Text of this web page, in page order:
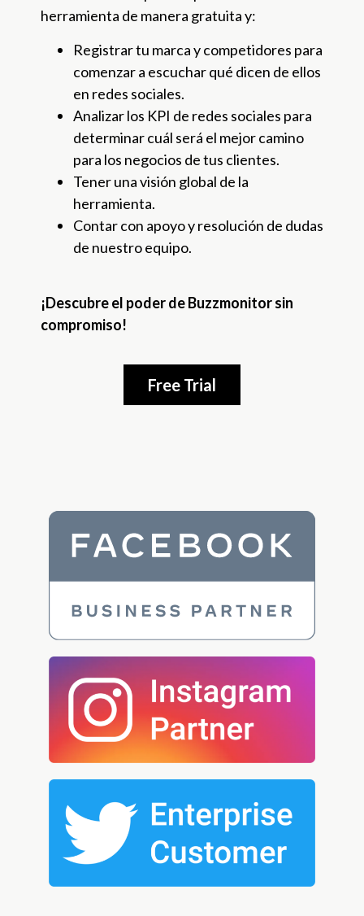
herramienta de manera gratuita y:
Registrar tu marca y competidores para
comenzar a escuchar qué dicen de ellos
en redes sociales.
Analizar los KPI de redes sociales para
determinar cuál será el mejor camino
para los negocios de tus clientes.
Tener una visión global de la
herramienta.
Contar con apoyo y resolución de dudas
de nuestro equipo.
¡Descubre el poder de Buzzmonitor sin
compromiso!
Free Trial